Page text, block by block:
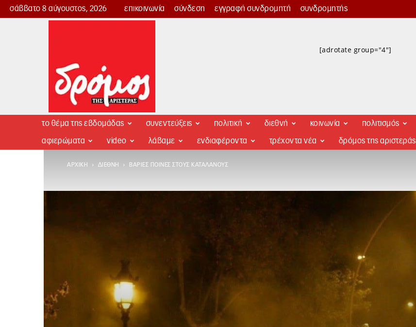
σάββατο 8 αύγουστος, 2026 επικοινωνία σύνδεση εγγραφή συνδρομητή συνδρομητής
Δρόμος
[adrotate group="4"]
το θέμα της εβδομάδας συνεντεύξεις πολιτική διεθνή κοινωνία πολιτισμός
αφιερώματα video λάβαμε ενδιαφέροντα τρέχοντα νέα δρόμος της αριστεράς
ΑΡΧΙΚΉ ΔΙΕΘΝΉ ΒΑΡΙΈΣ ΠΟΙΝΈΣ ΣΤΟΥΣ ΚΑΤΑΛΑΝΟΎΣ